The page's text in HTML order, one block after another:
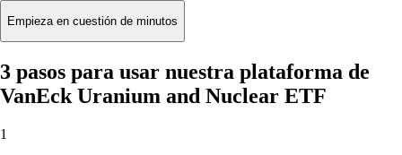
Empieza en cuestión de minutos
3 pasos para usar nuestra plataforma de
VanEck Uranium and Nuclear ETF
1